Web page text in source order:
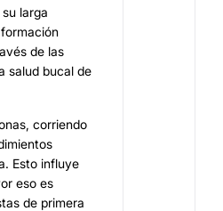
larga
de las
salud bucal de
corriendo
Esto influye
eso es
de primera